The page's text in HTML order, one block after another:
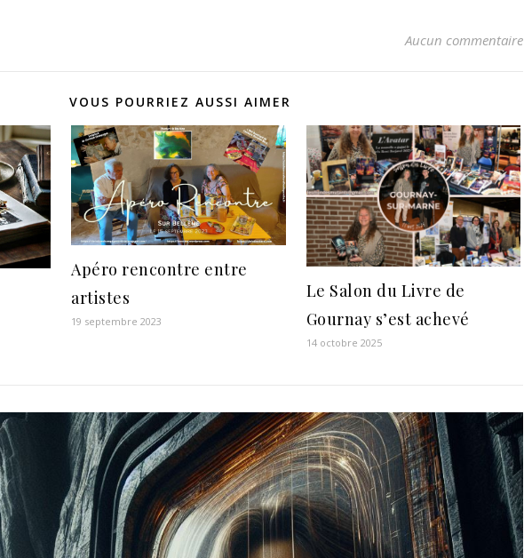
Aucun commentaire
VOUS POURRIEZ AUSSI AIMER
Apéro rencontre entre
artistes
19 septembre 2023
Le Salon du Livre de
Gournay s’est achevé
14 octobre 2025